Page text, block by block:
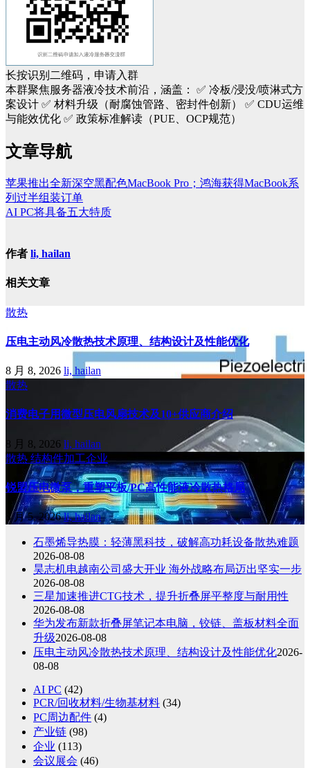
长按识别二维码，申请入群
本群聚焦服务器液冷技术前沿，涵盖：
✅ 冷板/浸没/喷淋式方
案设计 ✅ 材料升级（耐腐蚀管路、密封件创新）
✅ CDU运维
与能效优化 ✅ 政策标准解读（PUE、OCP规范）
文章导航
苹果推出全新深空黑配色MacBook Pro；鸿海获得MacBook系
列过半组装订单
AI PC将具备五大特质
作者 li, hailan
相关文章
散热
压电主动风冷散热技术原理、结构设计及性能优化
8 月 8, 2026 li, hailan
散热
消费电子用微型压电风扇技术及10+供应商介绍
8 月 8, 2026 li, hailan
散热 结构件加工企业
锐盟压电微泵，重塑平板/PC高性能液冷散热格局
8 月 5, 2026li, hailan
石墨烯导热膜：轻薄黑科技，破解高功耗设备散热难题
2026-08-08
昊志机电越南公司盛大开业 海外战略布局迈出坚实一步
2026-08-08
三星加速推进CTG技术，提升折叠屏平整度与耐用性
2026-08-08
华为发布新款折叠屏笔记本电脑，铰链、盖板材料全面
升级2026-08-08
压电主动风冷散热技术原理、结构设计及性能优化2026-
08-08
AI PC (42)
PCR/回收材料/生物基材料 (34)
PC周边配件 (4)
产业链 (98)
企业 (113)
会议展会 (46)